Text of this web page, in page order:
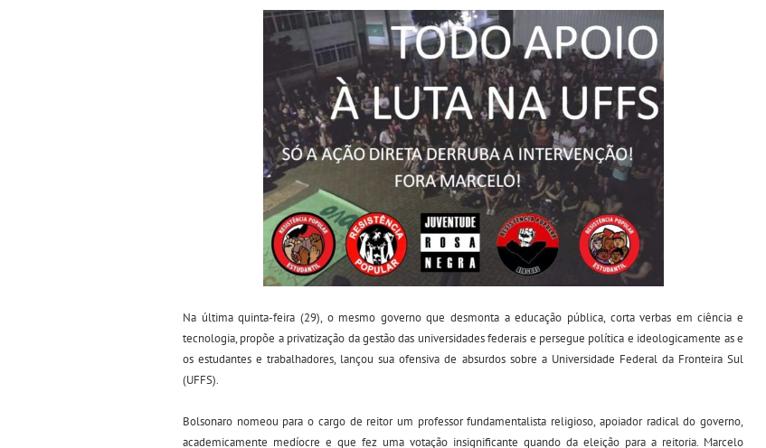
Na última quinta-feira (29), o mesmo governo que desmonta a educação pública, corta verbas em ciência e
tecnologia, propõe a privatização da gestão das universidades federais e persegue política e ideologicamente as e
os estudantes e trabalhadores, lançou sua ofensiva de absurdos sobre a Universidade Federal da Fronteira Sul
(UFFS).
Bolsonaro nomeou para o cargo de reitor um professor fundamentalista religioso, apoiador radical do governo,
academicamente medíocre e que fez uma votação insignificante quando da eleição para a reitoria. Marcelo